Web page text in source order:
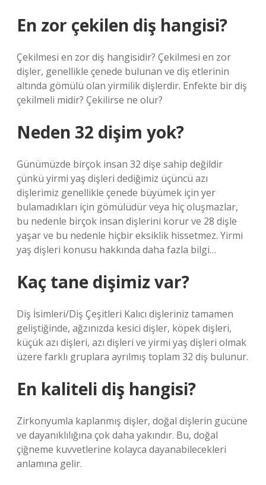
En zor çekilen diş hangisi?
Çekilmesi en zor diş hangisidir? Çekilmesi en zor
dişler, genellikle çenede bulunan ve diş etlerinin
altında gömülü olan yirmilik dişlerdir. Enfekte bir diş
çekilmeli midir? Çekilirse ne olur?
Neden 32 dişim yok?
Günümüzde birçok insan 32 dişe sahip değildir
çünkü yirmi yaş dişleri dediğimiz üçüncü azı
dişlerimiz genellikle çenede büyümek için yer
bulamadıkları için gömülüdür veya hiç oluşmazlar,
bu nedenle birçok insan dişlerini korur ve 28 dişle
yaşar ve bu nedenle hiçbir eksiklik hissetmez. Yirmi
yaş dişleri konusu hakkında daha fazla bilgi…
Kaç tane dişimiz var?
Diş İsimleri/Diş Çeşitleri Kalıcı dişleriniz tamamen
geliştiğinde, ağzınızda kesici dişler, köpek dişleri,
küçük azı dişleri, azı dişleri ve yirmi yaş dişleri olmak
üzere farklı gruplara ayrılmış toplam 32 diş bulunur.
En kaliteli diş hangisi?
Zirkonyumla kaplanmış dişler, doğal dişlerin gücüne
ve dayanıklılığına çok daha yakındır. Bu, doğal
çiğneme kuvvetlerine kolayca dayanabilecekleri
anlamına gelir.